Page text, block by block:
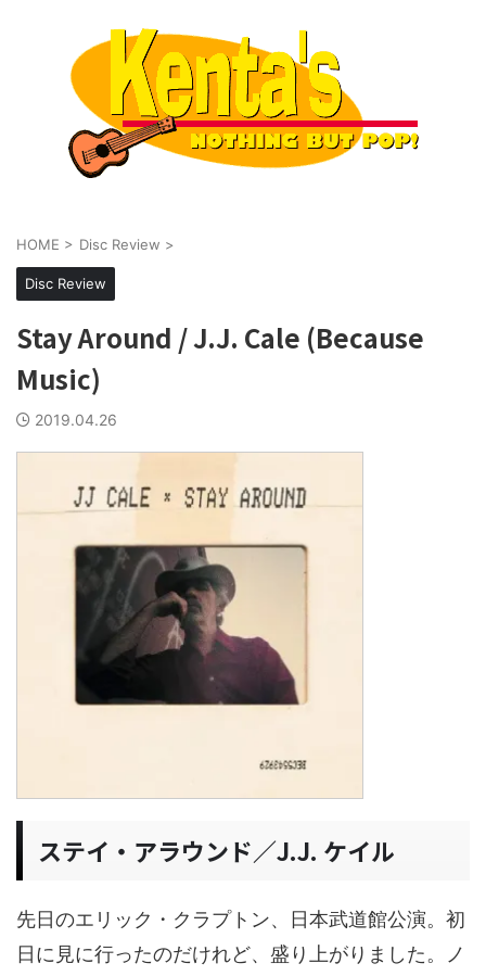
HOME > Disc Review >
Disc Review
Stay Around / J.J. Cale (Because
Music)
2019.04.26
ステイ・アラウンド／J.J. ケイル
先日のエリック・クラプトン、日本武道館公演。初
日に見に行ったのだけれど、盛り上がりました。ノ